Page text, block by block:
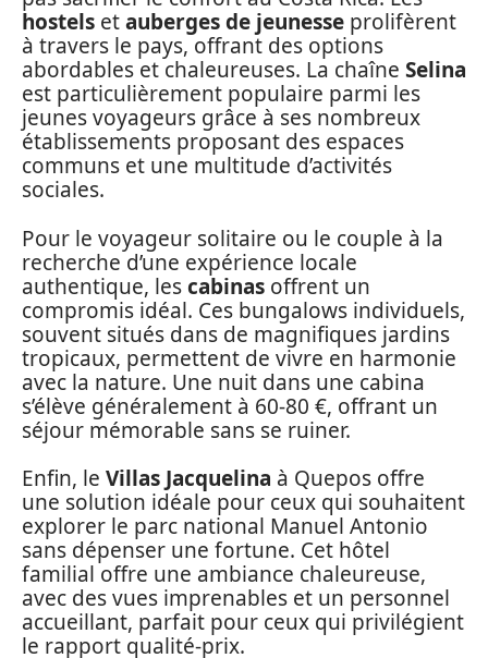
hostels etauberges de jeunesse prolifèrent
à travers le pays, offrant des options
abordables et chaleureuses. La chaîne Selina
est particulièrement populaire parmi les
jeunes voyageurs grâce à ses nombreux
établissements proposant des espaces
communs et une multitude d’activités
sociales.
Pour le voyageur solitaire ou le couple à la
recherche d’une expérience locale
authentique, lescabinas offrent un
compromis idéal. Ces bungalows individuels,
souvent situés dans de magnifiques jardins
tropicaux, permettent de vivre en harmonie
avec la nature. Une nuit dans une cabina
s’élève généralement à 60-80 €, offrant un
séjour mémorable sans se ruiner.
Enfin, le Villas Jacquelina à Quepos offre
une solution idéale pour ceux qui souhaitent
explorer le parc national Manuel Antonio
sans dépenser une fortune. Cet hôtel
familial offre une ambiance chaleureuse,
avec des vues imprenables et un personnel
accueillant, parfait pour ceux qui privilégient
le rapport qualité-prix.